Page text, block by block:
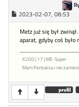
2023-02-07, 08:53
Metz już się był
aparat, gdyby coś było
K20D | 17 | ME-Super
Mam Pentaksa i nie